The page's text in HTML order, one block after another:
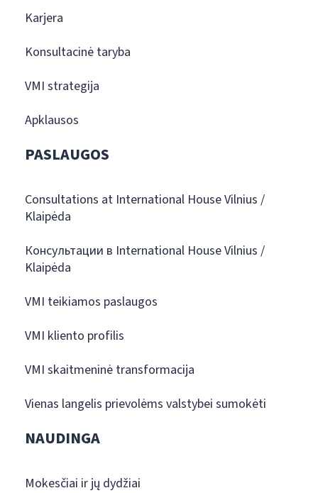
Karjera
Konsultacinė taryba
VMI strategija
Apklausos
PASLAUGOS
Consultations at International House Vilnius /
Klaipėda
Консультации в International House Vilnius /
Klaipėda
VMI teikiamos paslaugos
VMI kliento profilis
VMI skaitmeninė transformacija
Vienas langelis prievolėms valstybei sumokėti
NAUDINGA
Mokesčiai ir jų dydžiai